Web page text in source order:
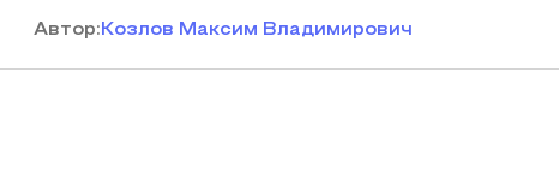
Автор: Козлов Максим Владимирович